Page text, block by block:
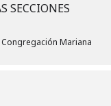
SECCIONES
Congregación Mariana